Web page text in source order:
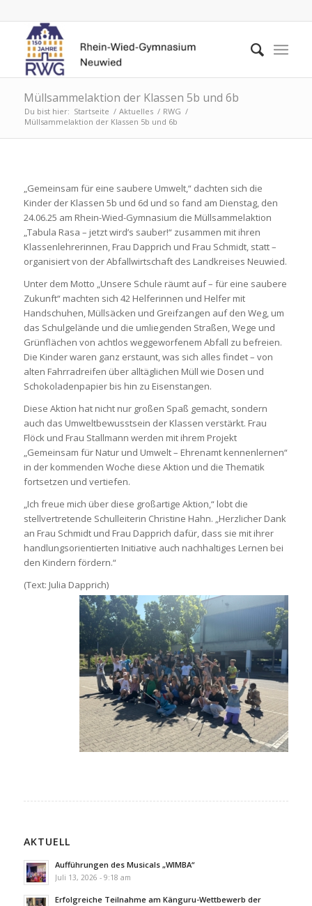
Müllsammelaktion der Klassen 5b und 6b
Du bist hier: Startseite / Aktuelles / RWG /
Müllsammelaktion der Klassen 5b und 6b
„Gemeinsam für eine saubere Umwelt,“ dachten sich die
Kinder der Klassen 5b und 6d und so fand am Dienstag, den
24.06.25 am Rhein-Wied-Gymnasium die Müllsammelaktion
„Tabula Rasa – jetzt wird’s sauber!“ zusammen mit ihren
Klassenlehrerinnen, Frau Dapprich und Frau Schmidt, statt –
organisiert von der Abfallwirtschaft des Landkreises Neuwied.
Unter dem Motto „Unsere Schule räumt auf – für eine saubere
Zukunft“ machten sich 42 Helferinnen und Helfer mit
Handschuhen, Müllsäcken und Greifzangen auf den Weg, um
das Schulgelände und die umliegenden Straßen, Wege und
Grünflächen von achtlos weggeworfenem Abfall zu befreien.
Die Kinder waren ganz erstaunt, was sich alles findet – von
alten Fahrradreifen über alltäglichen Müll wie Dosen und
Schokoladenpapier bis hin zu Eisenstangen.
Diese Aktion hat nicht nur großen Spaß gemacht, sondern
auch das Umweltbewusstsein der Klassen verstärkt. Frau
Flöck und Frau Stallmann werden mit ihrem Projekt
„Gemeinsam für Natur und Umwelt – Ehrenamt kennenlernen“
in der kommenden Woche diese Aktion und die Thematik
fortsetzen und vertiefen.
„Ich freue mich über diese großartige Aktion,“ lobt die
stellvertretende Schulleiterin Christine Hahn. „Herzlicher Dank
an Frau Schmidt und Frau Dapprich dafür, dass sie mit ihrer
handlungsorientierten Initiative auch nachhaltiges Lernen bei
den Kindern fördern.“
(Text: Julia Dapprich)
AKTUELL
Aufführungen des Musicals „WIMBA“
Juli 13, 2026 - 9:18 am
Erfolgreiche Teilnahme am Känguru-Wettbewerb der